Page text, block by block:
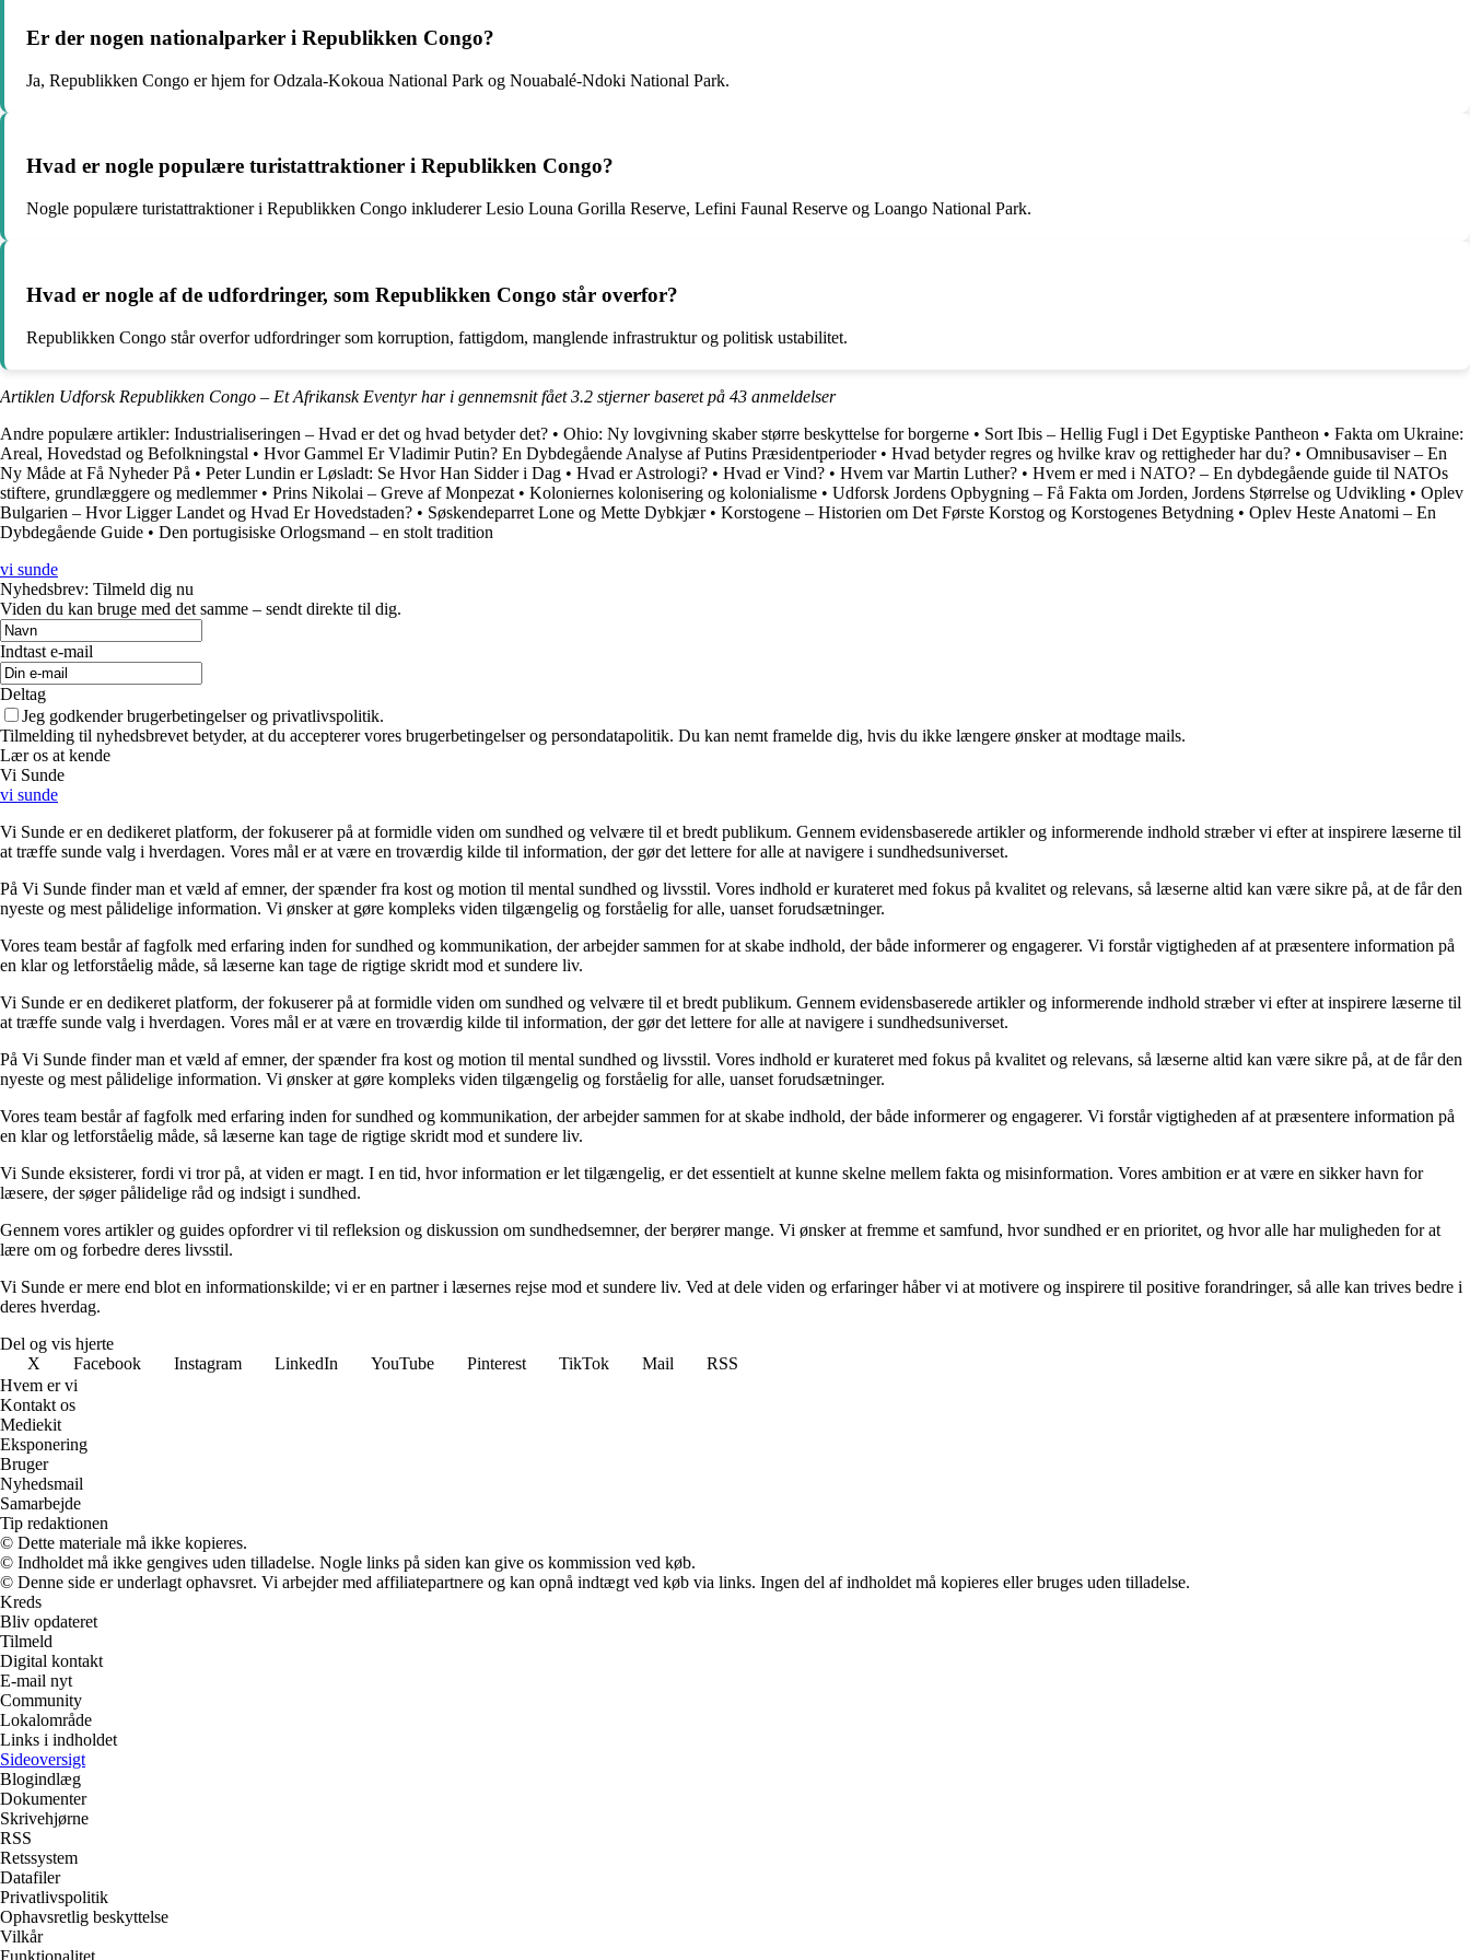
Er der nogen nationalparker i Republikken Congo?
Ja, Republikken Congo er hjem for Odzala-Kokoua National Park og Nouabalé-Ndoki National Park.
Hvad er nogle populære turistattraktioner i Republikken Congo?
Nogle populære turistattraktioner i Republikken Congo inkluderer Lesio Louna Gorilla Reserve, Lefini Faunal Reserve og Loango National Park.
Hvad er nogle af de udfordringer, som Republikken Congo står overfor?
Republikken Congo står overfor udfordringer som korruption, fattigdom, manglende infrastruktur og politisk ustabilitet.
Artiklen Udforsk Republikken Congo – Et Afrikansk Eventyr har i gennemsnit fået3.2 stjerner baseret på 43 anmeldelser
Andre populære artikler: Industrialiseringen – Hvad er det og hvad betyder det? • Ohio: Ny lovgivning skaber større beskyttelse for borgerne • Sort Ibis – Hellig Fugl i Det Egyptiske Pantheon • Fakta om Ukraine:
Areal, Hovedstad og Befolkningstal • Hvor Gammel Er Vladimir Putin? En Dybdegående Analyse af Putins Præsidentperioder• Hvad betyder regres og hvilke krav og rettigheder har du? • Omnibusaviser – En
Ny Måde at Få Nyheder På • Peter Lundin er Løsladt: Se Hvor Han Sidder i Dag • Hvad er Astrologi? • Hvad er Vind? • Hvem var Martin Luther? • Hvem er med i NATO? – En dybdegående guide til NATOs
stiftere, grundlæggere og medlemmer• Prins Nikolai – Greve af Monpezat • Koloniernes kolonisering og kolonialisme • Udforsk Jordens Opbygning – Få Fakta om Jorden, Jordens Størrelse og Udvikling • Oplev
Bulgarien – Hvor Ligger Landet og Hvad Er Hovedstaden? • Søskendeparret Lone og Mette Dybkjær• Korstogene – Historien om Det Første Korstog og Korstogenes Betydning • Oplev Heste Anatomi – En
Dybdegående Guide • Den portugisiske Orlogsmand – en stolt tradition
vi sunde
Nyhedsbrev: Tilmeld dig nu
Viden du kan bruge med det samme – sendt direkte til dig.
Indtast e-mail
Deltag
Jeg godkender brugerbetingelser og privatlivspolitik.
Tilmelding til nyhedsbrevet betyder, at du accepterer vores brugerbetingelser og persondatapolitik. Du kan nemt framelde dig, hvis du ikke længere ønsker at modtage mails.
Lær os at kende
Vi Sunde
vi sunde
Vi Sunde er en dedikeret platform, der fokuserer på at formidle viden om sundhed og velvære til et bredt publikum. Gennem evidensbaserede artikler og informerende indhold stræber vi efter at inspirere læserne til
at træffe sunde valg i hverdagen. Vores mål er at være en troværdig kilde til information, der gør det lettere for alle at navigere i sundhedsuniverset.
På Vi Sunde finder man et væld af emner, der spænder fra kost og motion til mental sundhed og livsstil. Vores indhold er kurateret med fokus på kvalitet og relevans, så læserne altid kan være sikre på, at de får den
nyeste og mest pålidelige information. Vi ønsker at gøre kompleks viden tilgængelig og forståelig for alle, uanset forudsætninger.
Vores team består af fagfolk med erfaring inden for sundhed og kommunikation, der arbejder sammen for at skabe indhold, der både informerer og engagerer. Vi forstår vigtigheden af at præsentere information på
en klar og letforståelig måde, så læserne kan tage de rigtige skridt mod et sundere liv.
Vi Sunde er en dedikeret platform, der fokuserer på at formidle viden om sundhed og velvære til et bredt publikum. Gennem evidensbaserede artikler og informerende indhold stræber vi efter at inspirere læserne til
at træffe sunde valg i hverdagen. Vores mål er at være en troværdig kilde til information, der gør det lettere for alle at navigere i sundhedsuniverset.
På Vi Sunde finder man et væld af emner, der spænder fra kost og motion til mental sundhed og livsstil. Vores indhold er kurateret med fokus på kvalitet og relevans, så læserne altid kan være sikre på, at de får den
nyeste og mest pålidelige information. Vi ønsker at gøre kompleks viden tilgængelig og forståelig for alle, uanset forudsætninger.
Vores team består af fagfolk med erfaring inden for sundhed og kommunikation, der arbejder sammen for at skabe indhold, der både informerer og engagerer. Vi forstår vigtigheden af at præsentere information på
en klar og letforståelig måde, så læserne kan tage de rigtige skridt mod et sundere liv.
Vi Sunde eksisterer, fordi vi tror på, at viden er magt. I en tid, hvor information er let tilgængelig, er det essentielt at kunne skelne mellem fakta og misinformation. Vores ambition er at være en sikker havn for
læsere, der søger pålidelige råd og indsigt i sundhed.
Gennem vores artikler og guides opfordrer vi til refleksion og diskussion om sundhedsemner, der berører mange. Vi ønsker at fremme et samfund, hvor sundhed er en prioritet, og hvor alle har muligheden for at
lære om og forbedre deres livsstil.
Vi Sunde er mere end blot en informationskilde; vi er en partner i læsernes rejse mod et sundere liv. Ved at dele viden og erfaringer håber vi at motivere og inspirere til positive forandringer, så alle kan trives bedre i
deres hverdag.
Del og vis hjerte
X
Facebook Instagram LinkedIn YouTube Pinterest TikTok Mail
RSS
Hvem er vi
Kontakt os
Mediekit
Eksponering
Bruger
Nyhedsmail
Samarbejde
Tip redaktionen
© Dette materiale må ikke kopieres.
© Indholdet må ikke gengives uden tilladelse. Nogle links på siden kan give os kommission ved køb.
© Denne side er underlagt ophavsret. Vi arbejder med affiliatepartnere og kan opnå indtægt ved køb via links. Ingen del af indholdet må kopieres eller bruges uden tilladelse.
Kreds
Bliv opdateret
Tilmeld
Digital kontakt
E-mail nyt
Community
Lokalområde
Links i indholdet
Sideoversigt
Blogindlæg
Dokumenter
Skrivehjørne
RSS
Retssystem
Datafiler
Privatlivspolitik
Ophavsretlig beskyttelse
Vilkår
Funktionalitet